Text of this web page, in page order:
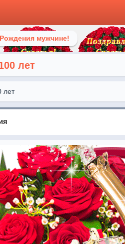
мужчине!
лет
лет